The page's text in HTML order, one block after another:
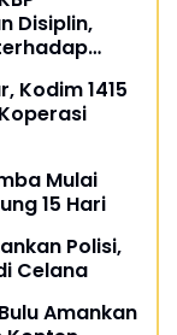
Disiplin,
Kodim 1415
Mulai
15 Hari
Polisi,
Celana
Amankan